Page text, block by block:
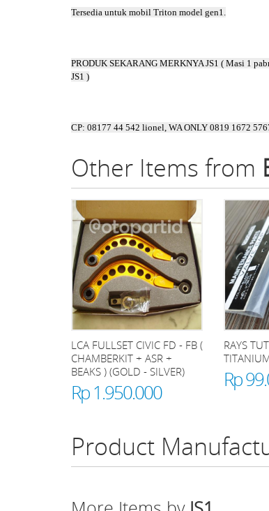
Tersedia untuk mobil Triton model gen1.
PRODUK SEKARANG MERKNYA JS1 ( Masi 1
JS1 )
CP: 08177 44 542 lionel, WA ONLY 0819 1672
Other Items from
LCA FULLSET CIVIC FD - FB (
CHAMBERKIT + ASR +
BEAKS ) (GOLD - SILVER)
Rp 1.950.000
RAYS
Rp
Product